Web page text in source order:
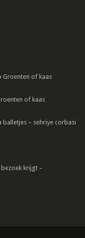
Groenten of kaas
of kaas
– sehriye corbasi
krijgt –